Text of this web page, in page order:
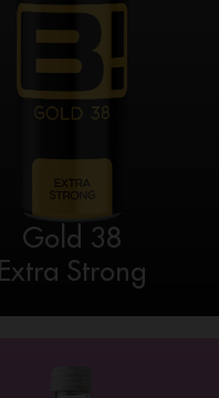
Gold 38
Extra Strong